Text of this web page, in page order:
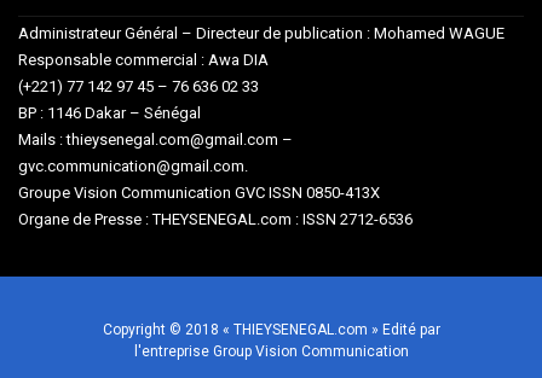
Administrateur Général – Directeur de publication : Mohamed WAGUE
Responsable commercial : Awa DIA
(+221) 77 142 97 45 – 76 636 02 33
BP : 1146 Dakar – Sénégal
Mails : thieysenegal.com@gmail.com –
gvc.communication@gmail.com.
Groupe Vision Communication GVC ISSN 0850-413X
Organe de Presse : THEYSENEGAL.com : ISSN 2712-6536
Copyright © 2018 « THIEYSENEGAL.com » Edité par
l'entreprise Group Vision Communication